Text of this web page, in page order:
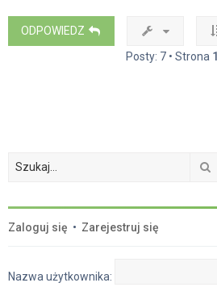
ODPOWIEDZ
Posty: 7 • Strona 1
Zaloguj się • Zarejestruj się
Nazwa użytkownika: